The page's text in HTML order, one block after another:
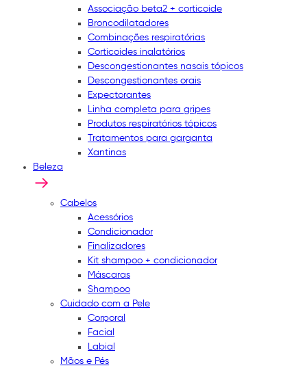
Associação beta2 + corticoide
Broncodilatadores
Combinações respiratórias
Corticoides inalatórios
Descongestionantes nasais tópicos
Descongestionantes orais
Expectorantes
Linha completa para gripes
Produtos respiratórios tópicos
Tratamentos para garganta
Xantinas
Beleza
Cabelos
Acessórios
Condicionador
Finalizadores
Kit shampoo + condicionador
Máscaras
Shampoo
Cuidado com a Pele
Corporal
Facial
Labial
Mãos e Pés